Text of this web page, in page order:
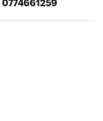
0774661259